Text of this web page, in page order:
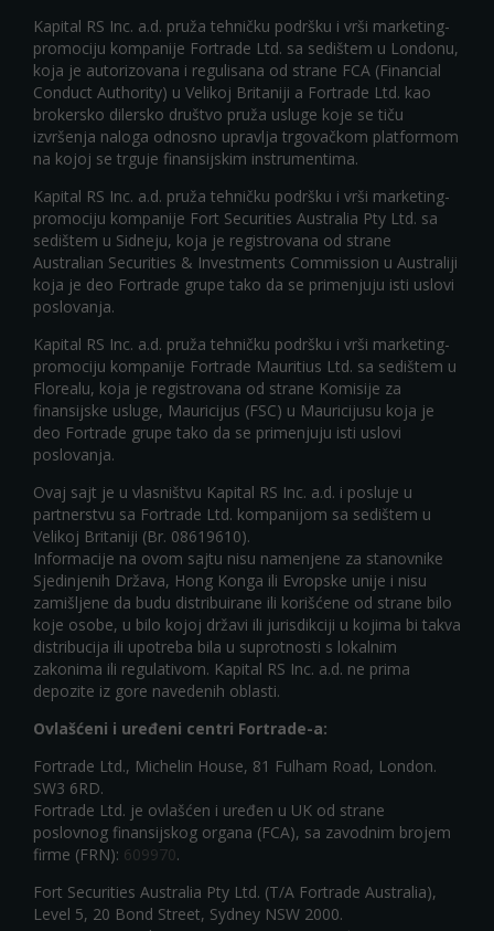
Kapital RS Inc. a.d. pruža tehničku podršku i vrši marketing-
promociju kompanije Fortrade Ltd. sa sedištem u Londonu,
koja je autorizovana i regulisana od strane FCA (Financial
Conduct Authority) u Velikoj Britaniji a Fortrade Ltd. kao
brokersko dilersko društvo pruža usluge koje se tiču
izvršenja naloga odnosno upravlja trgovačkom platformom
na kojoj se trguje finansijskim instrumentima.
Kapital RS Inc. a.d. pruža tehničku podršku i vrši marketing-
promociju kompanije Fort Securities Australia Pty Ltd. sa
sedištem u Sidneju, koja je registrovana od strane
Australian Securities & Investments Commission u Australiji
koja je deo Fortrade grupe tako da se primenjuju isti uslovi
poslovanja.
Kapital RS Inc. a.d. pruža tehničku podršku i vrši marketing-
promociju kompanije Fortrade Mauritius Ltd. sa sedištem u
Florealu, koja je registrovana od strane Komisije za
finansijske usluge, Mauricijus (FSC) u Mauricijusu koja je
deo Fortrade grupe tako da se primenjuju isti uslovi
poslovanja.
Ovaj sajt je u vlasništvu Kapital RS Inc. a.d. i posluje u
partnerstvu sa Fortrade Ltd. kompanijom sa sedištem u
Velikoj Britaniji (Br. 08619610).
Informacije na ovom sajtu nisu namenjene za stanovnike
Sjedinjenih Država, Hong Konga ili Evropske unije i nisu
zamišljene da budu distribuirane ili korišćene od strane bilo
koje osobe, u bilo kojoj državi ili jurisdikciji u kojima bi takva
distribucija ili upotreba bila u suprotnosti s lokalnim
zakonima ili regulativom. Kapital RS Inc. a.d. ne prima
depozite iz gore navedenih oblasti.
Ovlašćeni i uređeni centri Fortrade-a:
Fortrade Ltd., Michelin House, 81 Fulham Road, London.
SW3 6RD.
Fortrade Ltd. je ovlašćen i uređen u UK od strane
poslovnog finansijskog organa (FCA), sa zavodnim brojem
firme (FRN): 609970.
Fort Securities Australia Pty Ltd. (T/A Fortrade Australia),
Level 5, 20 Bond Street, Sydney NSW 2000.